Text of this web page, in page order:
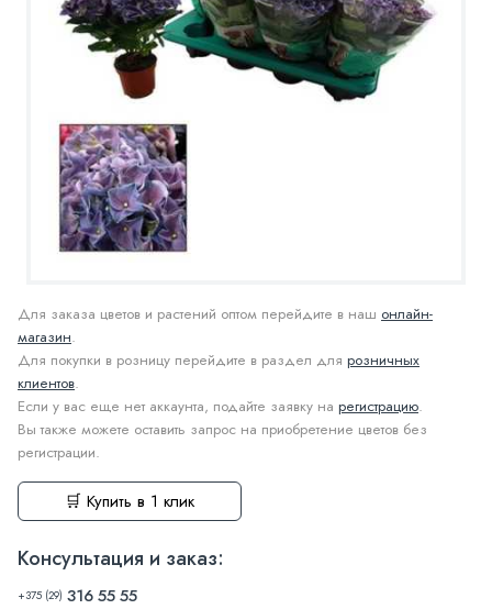
Для заказа цветов и растений оптом перейдите в наш онлайн-
магазин.
Для покупки в розницу перейдите в раздел для розничных
клиентов.
Если у вас еще нет аккаунта, подайте заявку на регистрацию.
Вы также можете оставить запрос на приобретение цветов без
регистрации.
🛒 Купить в 1 клик
Консультация и заказ:
+375 (29) 316 55 55